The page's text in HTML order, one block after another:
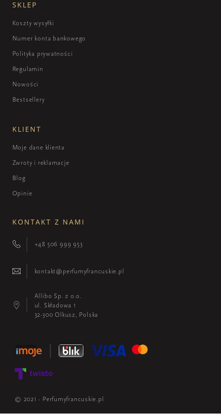
SKLEP
Koszty wysyłki
Numer konta bankowego
Polityka prywatności
Regulamin
Nowości
Bestsellery
KLIENT
Moje dane klienta
Zwroty i reklamacje
Blog
Opinie
KONTAKT Z NAMI
+48 506 999 953
kontakt@perfumyfrancuskie.pl
Allibo Sp. z o.o.
ul. Składowa 1
32-300 Olkusz, Polska
© 2021 - Perfumyfrancuskie.pl